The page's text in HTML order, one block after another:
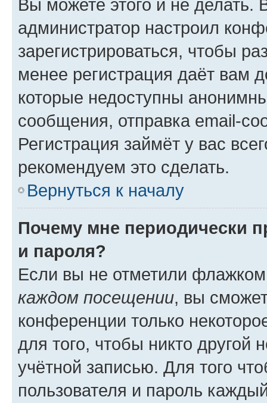
Вы можете этого и не делать.
администратор настроил
зарегистрироваться, чтобы
менее регистрация даёт вам
которые недоступны
сообщения, отправка email-
Регистрация займёт у вас
рекомендуем это сделать.
Вернуться к началу
Почему мне периодически
и пароля?
Если вы не отметили
каждом посещении, вы
конференции только
для того, чтобы никто другой
учётной записью. Для того
пользователя и пароль